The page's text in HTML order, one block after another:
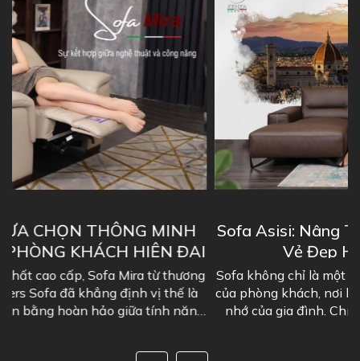
Sofa Asisi: Nâng Tầm Không Gian Sống Với
Vẻ Đẹp Hoàn Mỹ Chuẩn Ý
Sofa không chỉ là một món đồ nội thất, nó là "linh hồn"
của phòng khách, nơi lưu giữ những khoảnh khắc đáng
nhớ của gia đình. Chính vì vậy, việc lựa chọn một bộ